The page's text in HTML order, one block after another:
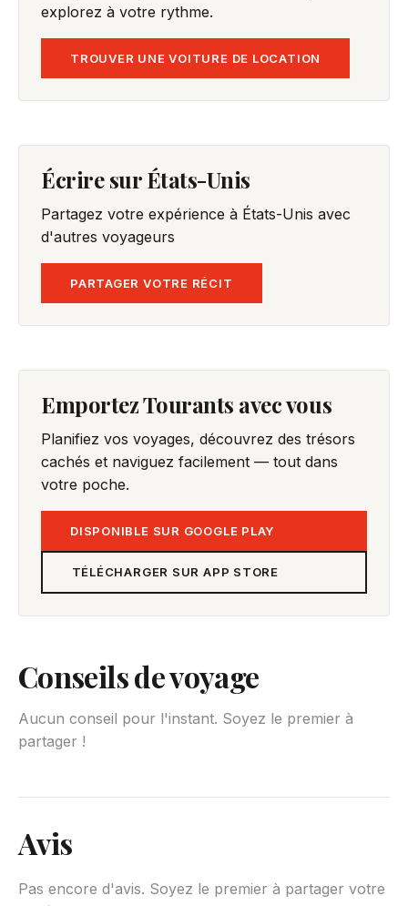
explorez à votre rythme.
TROUVER UNE VOITURE DE LOCATION
Écrire sur États-Unis
Partagez votre expérience à États-Unis avec
d'autres voyageurs
PARTAGER VOTRE RÉCIT
Emportez Tourants avec vous
Planifiez vos voyages, découvrez des trésors
cachés et naviguez facilement — tout dans
votre poche.
DISPONIBLE SUR GOOGLE PLAY
TÉLÉCHARGER SUR APP STORE
Conseils de voyage
Aucun conseil pour l'instant. Soyez le premier à
partager !
Avis
Pas encore d'avis. Soyez le premier à partager votre